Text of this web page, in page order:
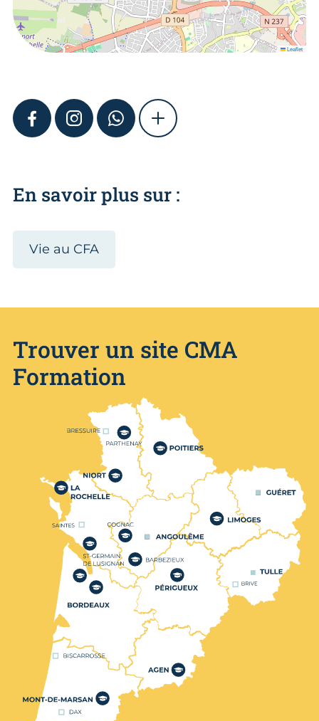
Leaflet
FACEBOOKINSTAGRAMWHATSAPPSHOW MORE
En savoir plus sur :
Vie au CFA
Trouver un site CMA
Formation
Nos centres de formation